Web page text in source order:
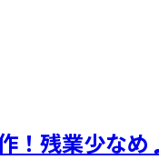
！残業少な